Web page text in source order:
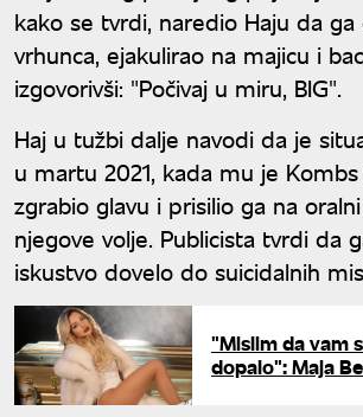
kako se tvrdi, naredio Haju da
vrhunca, ejakulirao na majicu i
izgovorivši: "Počivaj u miru, BIG".
Haj u tužbi dalje navodi da je
u martu 2021, kada mu je
zgrabio glavu i prisilio ga na
njegove volje. Publicista tvrdi da
iskustvo dovelo do suicidalnih
"Mislim da vam
dopalo": Maja